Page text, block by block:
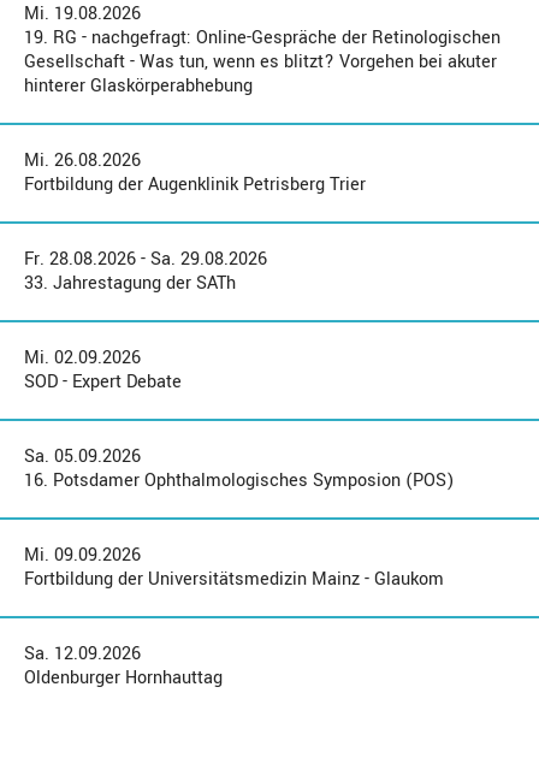
Mi. 19.08.2026
19. RG - nachgefragt: Online-Gespräche der Retinologischen
Gesellschaft - Was tun, wenn es blitzt? Vorgehen bei akuter
hinterer Glaskörperabhebung
Mi. 26.08.2026
Fortbildung der Augenklinik Petrisberg Trier
Fr. 28.08.2026 - Sa. 29.08.2026
33. Jahrestagung der SATh
Mi. 02.09.2026
SOD - Expert Debate
Sa. 05.09.2026
16. Potsdamer Ophthalmologisches Symposion (POS)
Mi. 09.09.2026
Fortbildung der Universitätsmedizin Mainz - Glaukom
Sa. 12.09.2026
Oldenburger Hornhauttag